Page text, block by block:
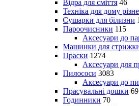
Відра для сміття 46
Техніка для дому різне
Сушарки для білизни
Пароочисники 115
Аксесуари до
Машинки для
Праски 1274
Аксесуари для
Пилососи 3083
Аксесуари до
Прасувальні дошки 69
Годинники 70